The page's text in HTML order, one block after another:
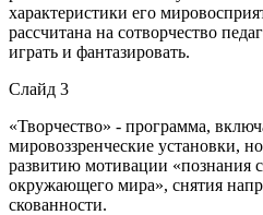
характеристики его
рассчитана на сотворчество
играть и фантазировать.
Слайд 3
«Творчество» - программа,
мировоззренческие установки,
развитию мотивации «познания
окружающего мира», снятия
скованности.